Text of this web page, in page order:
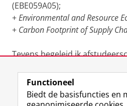
o
r
t
l
(EBE059A05);
+Environmental and Resource
+ Carbon Footprint of Supply
Tevens begeleid ik
Laatst gewijzigd: 03 augustus
Functioneel
Biedt de basisfuncties en